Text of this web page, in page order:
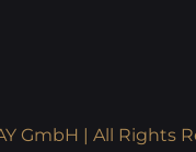
GmbH | All Rights